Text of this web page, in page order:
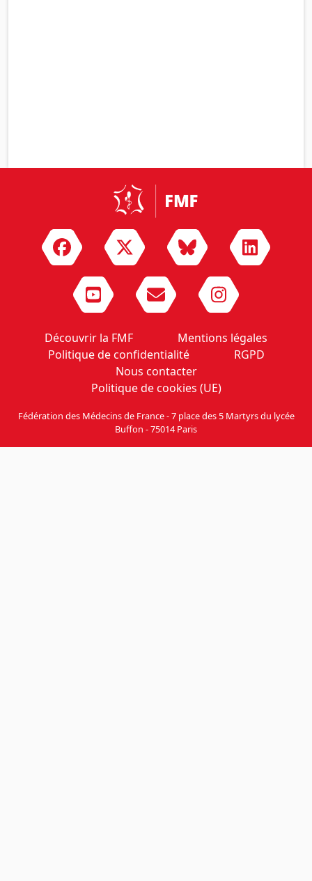
Découvrir la FMF
Mentions légales
Politique de confidentialité
RGPD
Nous contacter
Politique de cookies (UE)
Fédération des Médecins de France - 7 place des 5 Martyrs du lycée
Buffon - 75014 Paris